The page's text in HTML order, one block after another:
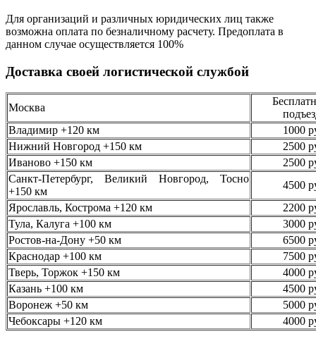
Для организаций и различных юридических лиц также
возможна оплата по безналичному расчету. Предоплата в
данном случае осуществляется 100%
Доставка своей логистической службой
Москва
Владимир +120 км
1000
Нижний Новгород +150 км
2500
Иваново +150 км
2500
Санкт-Петербург, Великий Новгород, Тосно
+150 км
4500
Ярославль, Кострома +120 км
2200
Тула, Калуга +100 км
3000
Ростов-на-Дону +50 км
6500
Краснодар +100 км
7500
Тверь, Торжок +150 км
4000
Казань +100 км
4500
Воронеж +50 км
5000
Чебоксары +120 км
4000